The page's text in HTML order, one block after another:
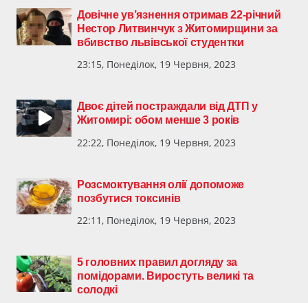
Довічне ув’язнення отримав 22-річний
Нестор Литвинчук з Житомирщини за
вбивство львівської студентки
23:15, Понеділок, 19 Червня, 2023
Двоє дітей постраждали від ДТП у
Житомирі: обом менше 3 років
22:22, Понеділок, 19 Червня, 2023
Розсмоктування олії допоможе
позбутися токсинів
22:11, Понеділок, 19 Червня, 2023
5 головних правил догляду за
помідорами. Виростуть великі та
солодкі